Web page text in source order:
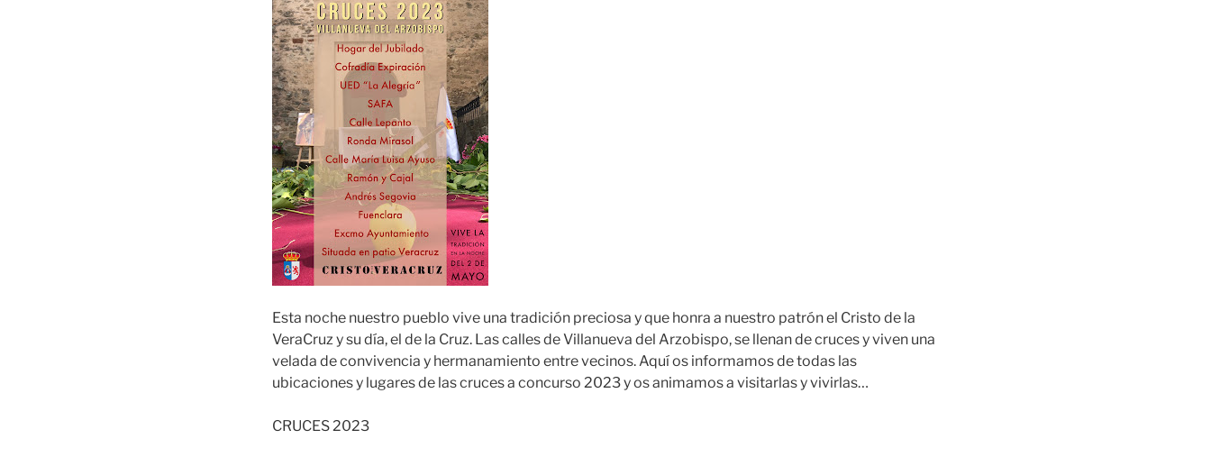
Esta noche nuestro pueblo vive una tradición preciosa y que honra a nuestro patrón el Cristo de la
VeraCruz y su día, el de la Cruz. Las calles de Villanueva del Arzobispo, se llenan de cruces y viven una
velada de convivencia y hermanamiento entre vecinos. Aquí os informamos de todas las
ubicaciones y lugares de las cruces a concurso 2023 y os animamos a visitarlas y vivirlas…
CRUCES 2023